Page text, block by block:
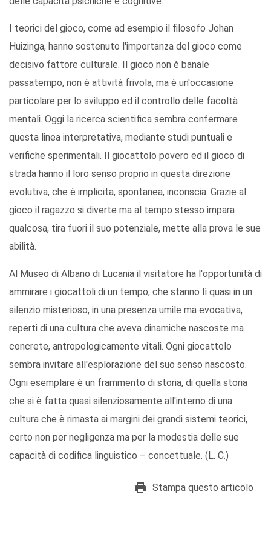
I teorici del gioco, come ad esempio il filosofo Johan
Huizinga, hanno sostenuto l'importanza del gioco come
decisivo fattore culturale. Il gioco non è banale
passatempo, non è attività frivola, ma è un'occasione
particolare per lo sviluppo ed il controllo delle facoltà
mentali. Oggi la ricerca scientifica sembra confermare
questa linea interpretativa, mediante studi puntuali e
verifiche sperimentali. Il giocattolo povero ed il gioco di
strada hanno il loro senso proprio in questa direzione
evolutiva, che è implicita, spontanea, inconscia. Grazie al
gioco il ragazzo si diverte ma al tempo stesso impara
qualcosa, tira fuori il suo potenziale, mette alla prova le sue
abilità.
Al Museo di Albano di Lucania il visitatore ha l'opportunità di
ammirare i giocattoli di un tempo, che stanno lì quasi in un
silenzio misterioso, in una presenza umile ma evocativa,
reperti di una cultura che aveva dinamiche nascoste ma
concrete, antropologicamente vitali. Ogni giocattolo
sembra invitare all'esplorazione del suo senso nascosto.
Ogni esemplare è un frammento di storia, di quella storia
che si è fatta quasi silenziosamente all'interno di una
cultura che è rimasta ai margini dei grandi sistemi teorici,
certo non per negligenza ma per la modestia delle sue
capacità di codifica linguistico – concettuale. (L. C.)
Stampa questo articolo